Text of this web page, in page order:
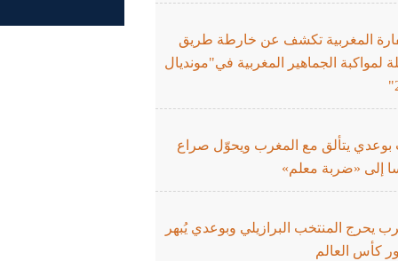
المغربية تكشف عن خارطة طريق
لمواكبة الجماهير المغربية في"مونديال
بوعدي يتألق مع المغرب ويحوّل صراع
إلى «ضربة معلم»
يحرج المنتخب البرازيلي وبوعدي يُبهر
كأس العالم